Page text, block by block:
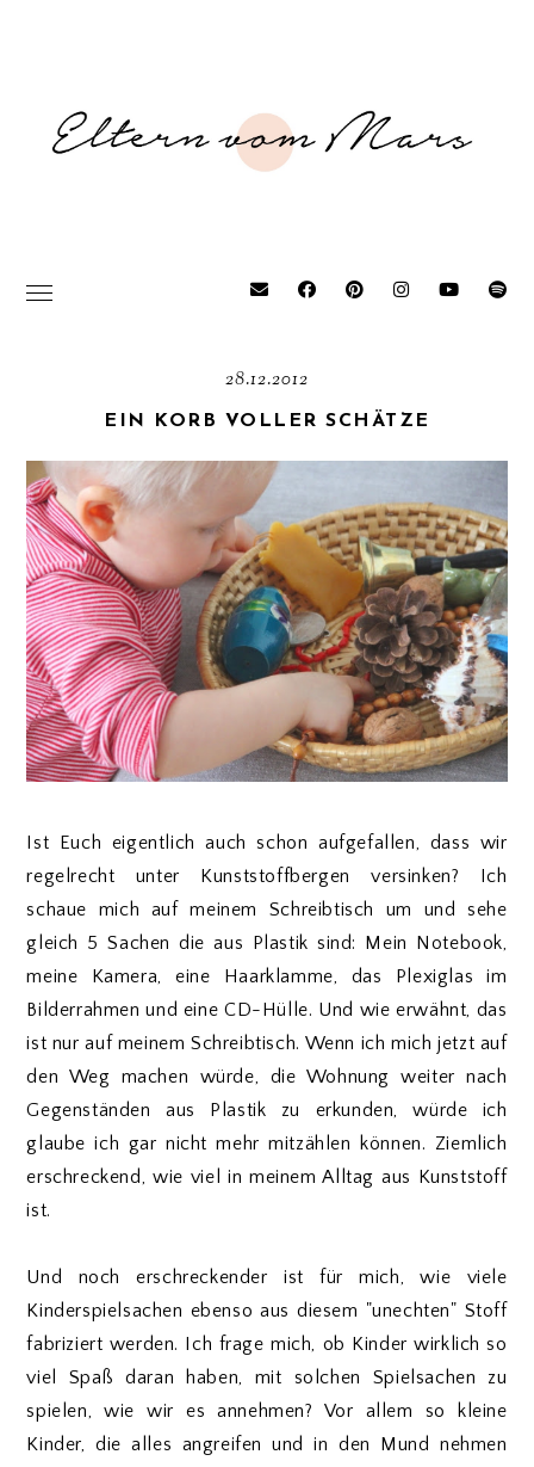
28.12.2012
EIN KORB VOLLER SCHÄTZE
Ist Euch eigentlich auch schon aufgefallen, dass wir
regelrecht unter Kunststoffbergen versinken? Ich
schaue mich auf meinem Schreibtisch um und sehe
gleich 5 Sachen die aus Plastik sind: Mein Notebook,
meine Kamera, eine Haarklamme, das Plexiglas im
Bilderrahmen und eine CD-Hülle. Und wie erwähnt, das
ist nur auf meinem Schreibtisch. Wenn ich mich jetzt auf
den Weg machen würde, die Wohnung weiter nach
Gegenständen aus Plastik zu erkunden, würde ich
glaube ich gar nicht mehr mitzählen können. Ziemlich
erschreckend, wie viel in meinem Alltag aus Kunststoff
ist.
Und noch erschreckender ist für mich, wie viele
Kinderspielsachen ebenso aus diesem "unechten" Stoff
fabriziert werden. Ich frage mich, ob Kinder wirklich so
viel Spaß daran haben, mit solchen Spielsachen zu
spielen, wie wir es annehmen? Vor allem so kleine
Kinder, die alles angreifen und in den Mund nehmen